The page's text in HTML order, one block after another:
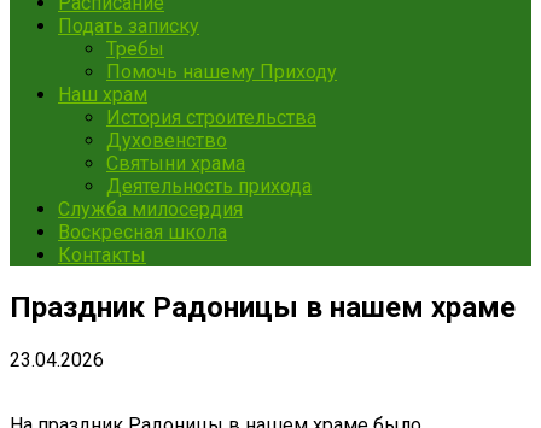
Подать записку
Требы
Помочь нашему Приходу
Наш храм
История строительства
Духовенство
Святыни храма
Деятельность прихода
Служба милосердия
Воскресная школа
Контакты
Праздник Радоницы в нашем храме
23.04.2026